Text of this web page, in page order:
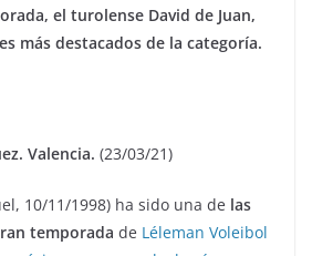
el turolense David de Juan,
más destacados de la categoría.
Valencia. (23/03/21)
10/11/1998) ha sido una de las
temporada de Léleman Voleibol